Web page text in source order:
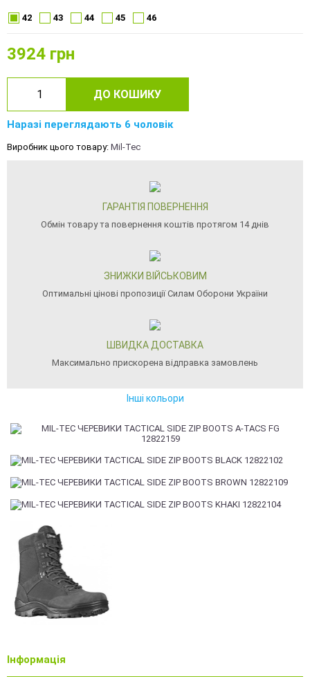
42 43 44 45 46
3924 грн
ДО КОШИКУ
Наразі переглядають 6 чоловік
Виробник цього товару: Mil-Tec
ГАРАНТІЯ ПОВЕРНЕННЯ
Обмін товару та повернення коштів протягом 14 днів
ЗНИЖКИ ВІЙСЬКОВИМ
Оптимальні цінові пропозиції Силам Оборони України
ШВИДКА ДОСТАВКА
Максимально прискорена відправка замовлень
Інші кольори
Інформація